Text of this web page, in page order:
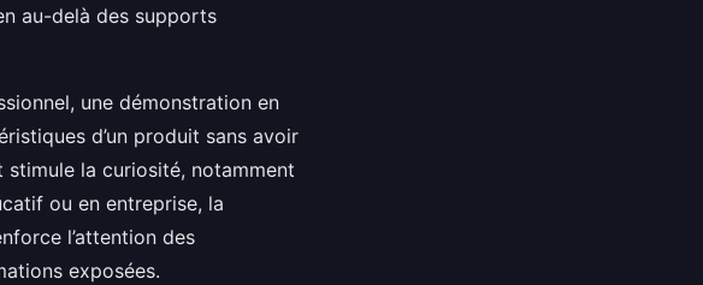
au-delà des supports
une démonstration en
d’un produit sans avoir
stimule la curiosité, notamment
ou en entreprise, la
l’attention des
exposées.